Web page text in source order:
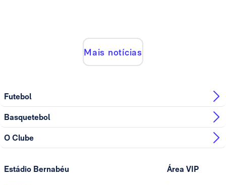
Mais notícias
Futebol
Basquetebol
O Clube
Estádio Bernabéu Área VIP